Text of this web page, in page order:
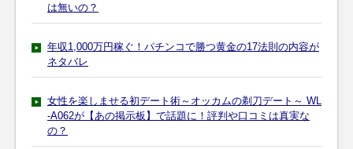
は無いの？
年収1,000万円稼ぐ！パチンコで勝つ黄金の17法則の内容が
ネタバレ
女性を楽しませる初デート術～オッカムの剃刀デート～ WL
-A062が【あの掲示板】で話題に！評判や口コミは真実な
の？